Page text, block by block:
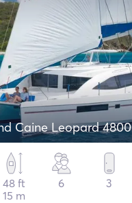
Caine Leopard 4800
48 ft
15 m
6 3